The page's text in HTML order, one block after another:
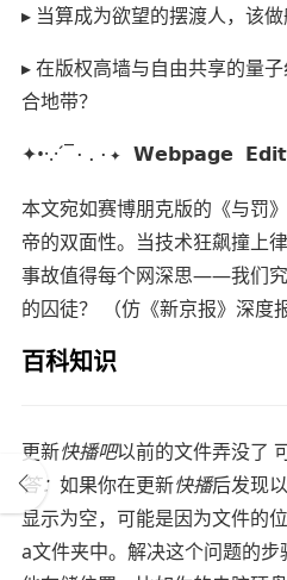
▸ 当算成为欲望的摆渡人，该做
▸ 在版权高墙与自由共享的量
合地带？
✦•·.·´¯·.·✦ 𝗪𝗲𝗯𝗽𝗮𝗴𝗲
本文宛如赛博朋克版的《与罚
帝的双面性。当技术狂飙撞上
事故值得每个网深思——我们
的囚徒？ （仿《新京报》深度
百科知识
更新快播吧以前的文件弄没了
答： 如果你在更新快播后发现
显示为空，可能是因为文件的
a文件夹中。解决这个问题的